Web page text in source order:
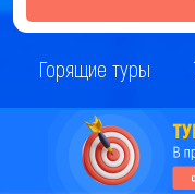
Горящие туры